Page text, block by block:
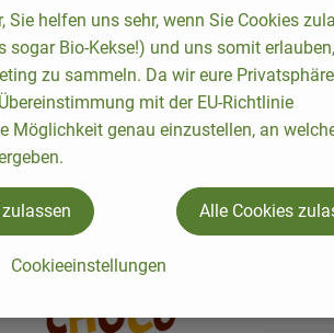
, Association:
, Autorité de contrôle:
DE-ÖKO-001
Ajouter le produit aux favoris
Sie helfen uns sehr, wenn Sie Cookies
sogar Bio-Kekse!) und uns somit
zu sammeln. Da wir eure
mit der EU-Richtlinie
Möglichkeit genau einzustellen, an
Cookieeinstellungen
Alle Cookies